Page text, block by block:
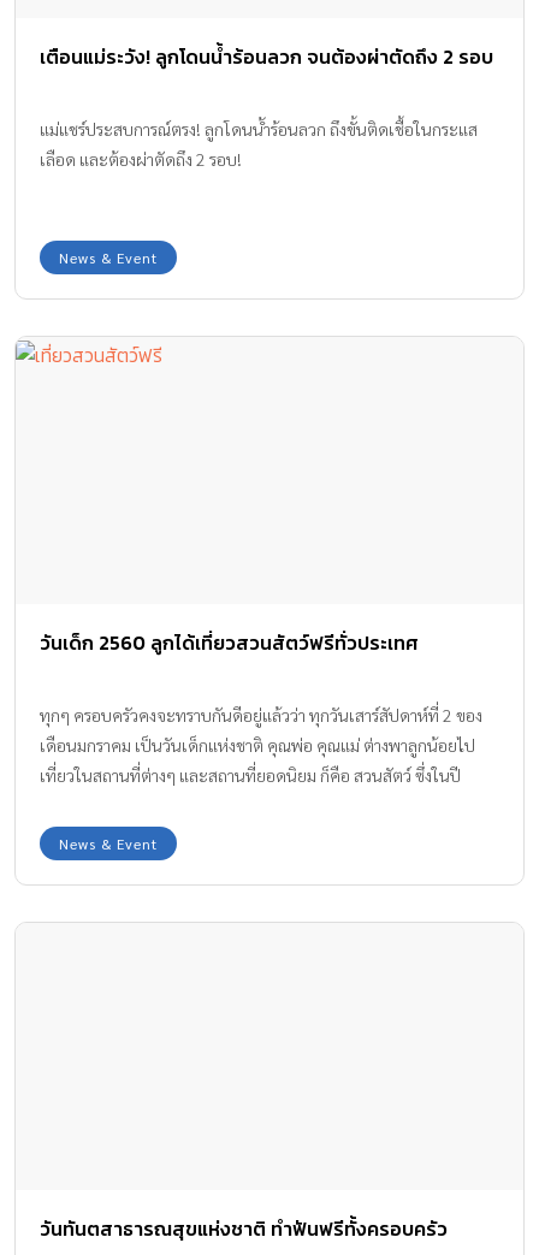
เตือนแม่ระวัง! ลูกโดนน้ำร้อนลวก จนต้องผ่าตัดถึง 2 รอบ
แม่แชร์ประสบการณ์ตรง! ลูกโดนน้ำร้อนลวก ถึงขั้นติดเชื้อในกระแส
เลือด และต้องผ่าตัดถึง 2 รอบ!
News & Event
วันเด็ก 2560 ลูกได้เที่ยวสวนสัตว์ฟรีทั่วประเทศ
ทุกๆ ครอบครัวคงจะทราบกันดีอยู่แล้วว่า ทุกวันเสาร์สัปดาห์ที่ 2 ของ
เดือนมกราคม เป็นวันเด็กแห่งชาติ คุณพ่อ คุณแม่ ต่างพาลูกน้อยไป
เที่ยวในสถานที่ต่างๆ และสถานที่ยอดนิยม ก็คือ สวนสัตว์ ซึ่งในปี
14 และ 15 มกราคมนี้
News & Event
วันทันตสาธารณสุขแห่งชาติ ทำฟันฟรีทั้งครอบครัว